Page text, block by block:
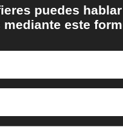
puedes
este